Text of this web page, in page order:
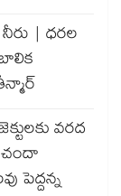
| ధరల
వరద
చందా
పెద్దన్న